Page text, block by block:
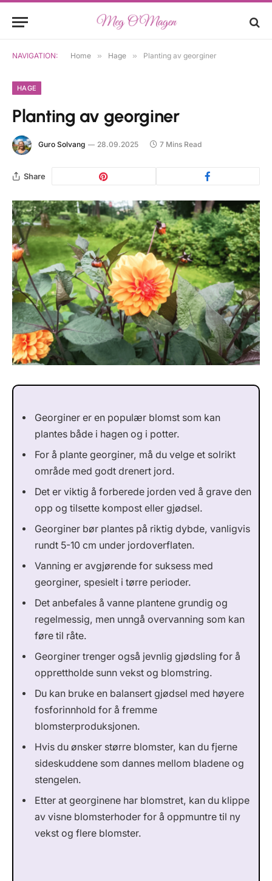
NAVIGATION: Home » Hage » Planting av georginer
HAGE
Planting av georginer
Guro Solvang 28.09.2025 7 Mins Read
Share
Georginer er en populær blomst som kan
plantes både i hagen og i potter.
For å plante georginer, må du velge et solrikt
område med godt drenert jord.
Det er viktig å forberede jorden ved å grave den
opp og tilsette kompost eller gjødsel.
Georginer bør plantes på riktig dybde, vanligvis
rundt 5-10 cm under jordoverflaten.
Vanning er avgjørende for suksess med
georginer, spesielt i tørre perioder.
Det anbefales å vanne plantene grundig og
regelmessig, men unngå overvanning som kan
føre til råte.
Georginer trenger også jevnlig gjødsling for å
opprettholde sunn vekst og blomstring.
Du kan bruke en balansert gjødsel med høyere
fosforinnhold for å fremme
blomsterproduksjonen.
Hvis du ønsker større blomster, kan du fjerne
sideskuddene som dannes mellom bladene og
stengelen.
Etter at georginene har blomstret, kan du klippe
av visne blomsterhoder for å oppmuntre til ny
vekst og flere blomster.